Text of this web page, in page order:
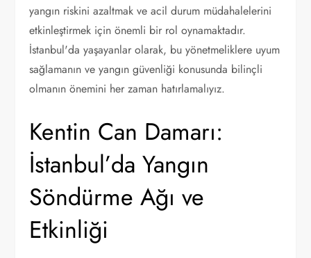
yangın riskini azaltmak ve acil durum müdahalelerini
etkinleştirmek için önemli bir rol oynamaktadır.
İstanbul'da yaşayanlar olarak, bu yönetmeliklere uyum
sağlamanın ve yangın güvenliği konusunda bilinçli
olmanın önemini her zaman hatırlamalıyız.
Kentin Can Damarı:
İstanbul’da Yangın
Söndürme Ağı ve
Etkinliği